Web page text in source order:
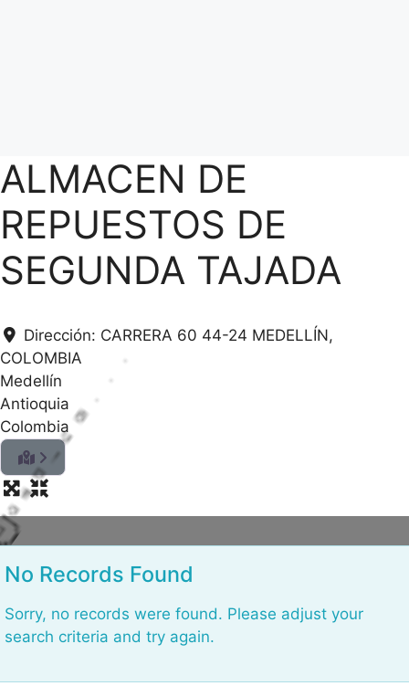
ALMACEN DE
REPUESTOS DE
SEGUNDA TAJADA
Dirección: CARRERA 60 44-24 MEDELLÍN,
COLOMBIA
Medellín
Antioquia
Colombia
No Records Found
Sorry, no records were found. Please adjust your
search criteria and try again.